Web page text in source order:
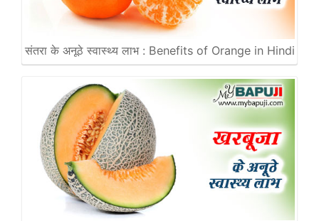
संतरा के अनूठे स्वास्थ्य लाभ : Benefits of Orange in Hindi